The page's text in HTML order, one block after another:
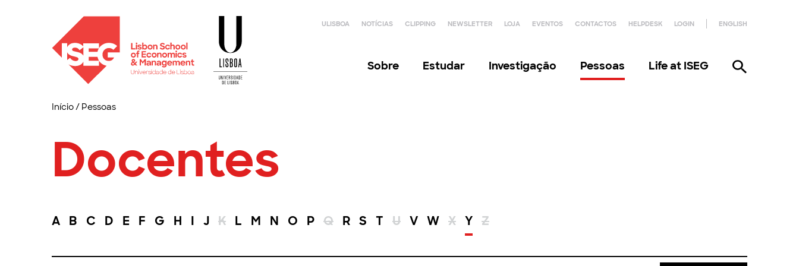
ULISBOA NOTÍCIAS CLIPPING NEWSLETTER LOJA EVENTOS CONTACTOS HELPDESK LOGIN ENGLISH
Sobre Estudar Investigação Pessoas Life at ISEG
Início/ Pessoas
Docentes
A B C D E F G H I J K L M N O P Q R S T U V W X Y Z